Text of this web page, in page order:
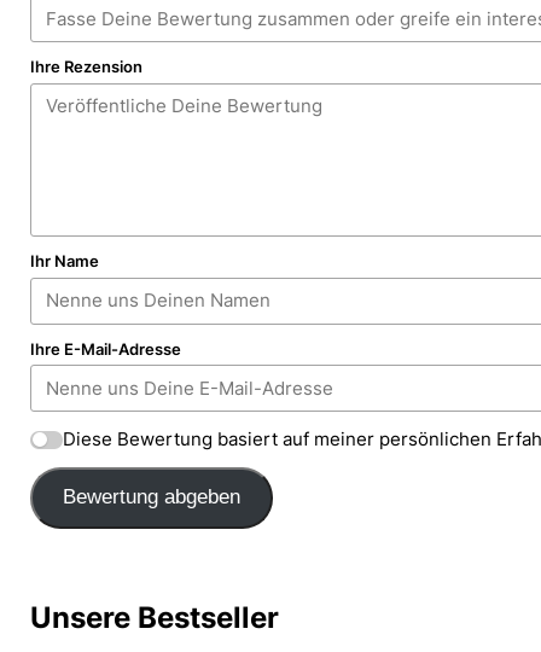
Ihre Rezension
Ihr Name
Ihre E-Mail-Adresse
Diese Bewertung basiert auf meiner persönlichen
Bewertung abgeben
Unsere Bestseller